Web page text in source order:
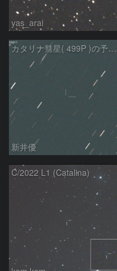
yas_arai
カタリナ彗星( 499P )の予報位置：2025/04/27
新井優
C/2022 L1 (Catalina)